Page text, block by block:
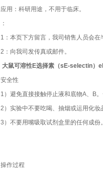
应用：科研用途，不用于临床。
：
1：本页下方留言，我司销售人员会在
2：向我司发传真或邮件。
大鼠可溶性E选择素（sE-selectin）
安全性
1）避免直接接触停止液和底物A、B
2）实验中不要吃喝、抽烟或运用化妆
3）不要用嘴吸取试剂盒里的任何成份
操作过程